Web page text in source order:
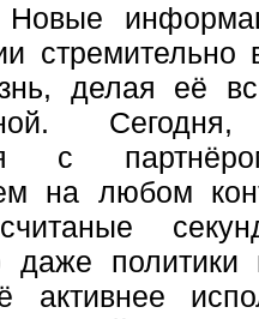
стремительно
делая её
с
на любом
даже политики
активнее